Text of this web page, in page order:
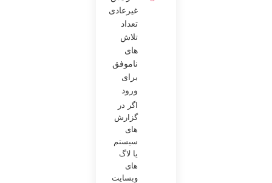
غیرعادی
تعداد
تلاش
های
ناموفق
برای
ورود
اگر در
گزارش
های
سیستم
یا لاگ
های
وبسایت